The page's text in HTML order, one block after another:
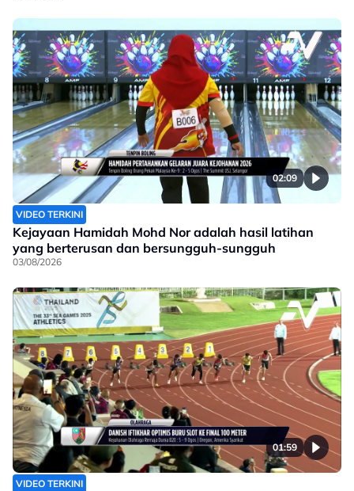
02:09
VIDEO TERKINI
Kejayaan Hamidah Mohd Nor adalah hasil latihan
yang berterusan dan bersungguh-sungguh
03/08/2026
01:59
VIDEO TERKINI